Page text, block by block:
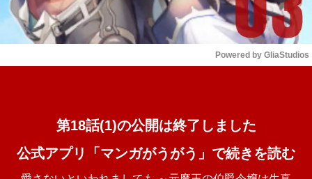
Powered by GliaStudios
第18話(1)の公開は終了しました
公式アプリ「マンガがうがう」で続きを読む